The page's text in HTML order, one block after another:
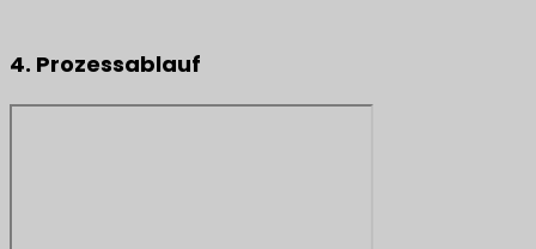
4. Prozessablauf